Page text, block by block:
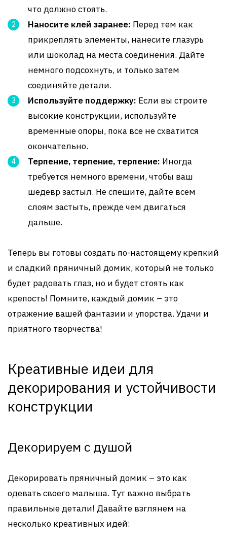
что должно стоять.
Наносите клей заранее: Перед тем как
прикреплять элементы, нанесите глазурь
или шоколад на места соединения. Дайте
немного подсохнуть, и только затем
соединяйте детали.
Используйте поддержку: Если вы строите
высокие конструкции, используйте
временные опоры, пока все не схватится
окончательно.
Терпение, терпение, терпение: Иногда
требуется немного времени, чтобы ваш
шедевр застыл. Не спешите, дайте всем
слоям застыть, прежде чем двигаться
дальше.
Теперь вы готовы создать по-настоящему крепкий
и сладкий пряничный домик, который не только
будет радовать глаз, но и будет стоять как
крепость! Помните, каждый домик – это
отражение вашей фантазии и упорства. Удачи и
приятного творчества!
Креативные идеи для
декорирования и устойчивости
конструкции
Декорируем с душой
Декорировать пряничный домик – это как
одевать своего малыша. Тут важно выбрать
правильные детали! Давайте взглянем на
несколько креативных идей: